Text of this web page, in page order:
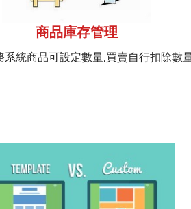
商品庫存管理
系統商品可設定數量,買賣自行扣除數